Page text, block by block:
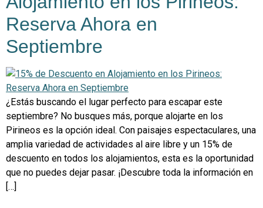
Reserva Ahora en
Septiembre
¿Estás buscando el lugar perfecto para escapar este
septiembre? No busques más, porque alojarte en los
Pirineos es la opción ideal. Con paisajes espectaculares, una
amplia variedad de actividades al aire libre y un 15% de
descuento en todos los alojamientos, esta es la oportunidad
que no puedes dejar pasar. ¡Descubre toda la información en
[…]